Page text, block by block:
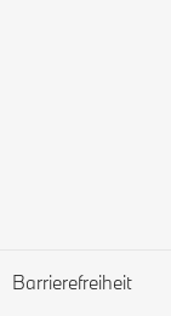
Barrierefreiheit